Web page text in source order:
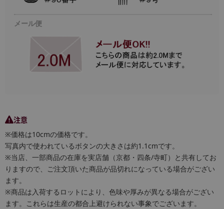
メール便
注意
※価格は10cmの価格です。
写真内で使われているボタンの大きさは約1.1cmです。
※当店、一部商品の在庫を実店舗（京都・四条/寺町）と共有してお
りますので、ご注文頂いた商品が品切れになっている場合がござい
ます。
※商品は入荷するロットにより、色味や厚みが異なる場合がござい
ます。これらは生産の都合上避けられない事象でございます。